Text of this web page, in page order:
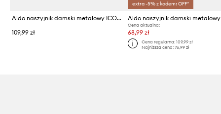
Aldo naszyjnik damski metalowy ICONISTA
109,99 zł
extra -5% z kodem: OFF*
Cena aktualna:
68,99 zł
Cena regularna: 109,99 zł
Najniższa cena: 76,99 zł